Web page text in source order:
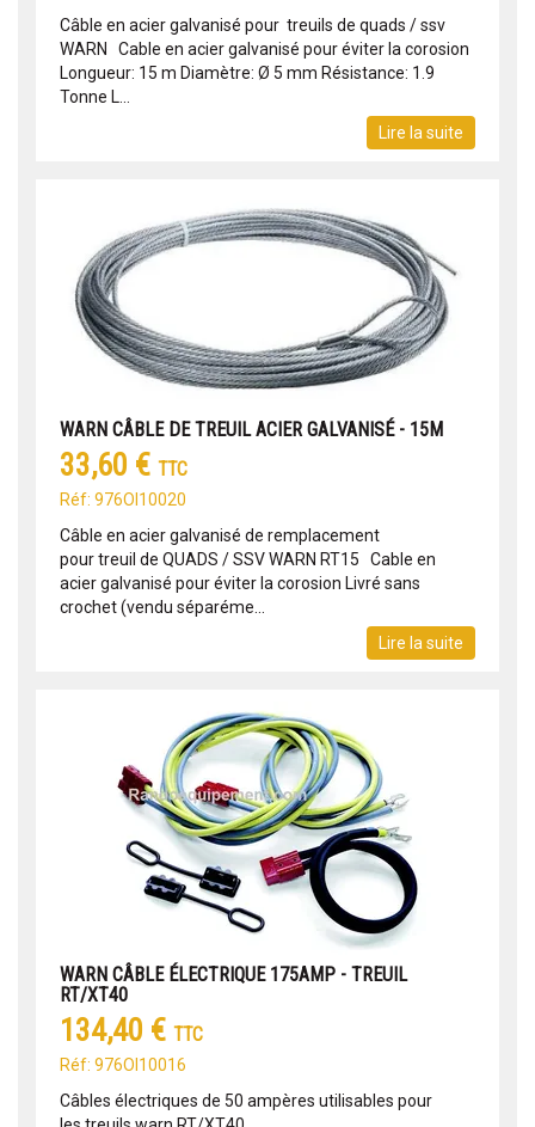
Câble en acier galvanisé pour treuils de quads / ssv
WARN Cable en acier galvanisé pour éviter la corosion
Longueur: 15 m Diamètre: Ø 5 mm Résistance: 1.9
Tonne L...
Lire la suite
WARN CÂBLE DE TREUIL ACIER GALVANISÉ - 15M
33,60 € TTC
Réf: 976OI10020
Câble en acier galvanisé de remplacement
pour treuil de QUADS / SSV WARN RT15 Cable en
acier galvanisé pour éviter la corosion Livré sans
crochet (vendu séparéme...
Lire la suite
WARN CÂBLE ÉLECTRIQUE 175AMP - TREUIL
RT/XT40
134,40 € TTC
Réf: 976OI10016
Câbles électriques de 50 ampères utilisables pour